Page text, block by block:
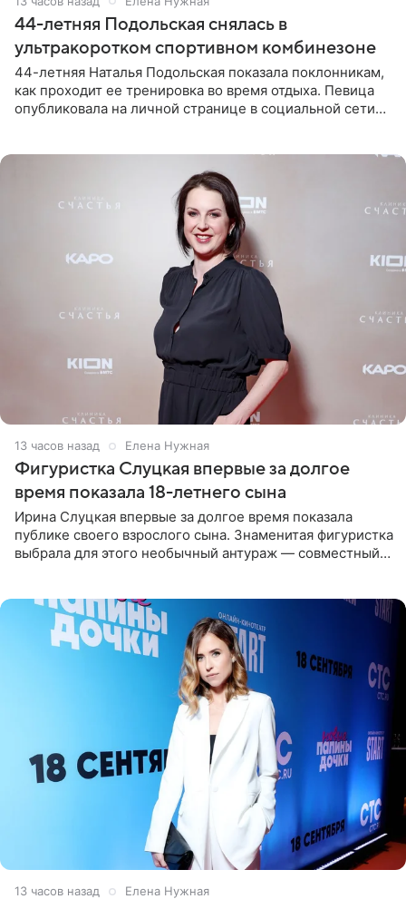
44-летняя Подольская снялась в
ультракоротком спортивном комбинезоне
44-летняя Наталья Подольская показала поклонникам,
как проходит ее тренировка во время отдыха. Певица
опубликовала на личной странице в социальной сети
13 часов назад Елена Нужная
Фигуристка Слуцкая впервые за долгое
время показала 18-летнего сына
Ирина Слуцкая впервые за долгое время показала
публике своего взрослого сына. Знаменитая фигуристка
выбрала для этого необычный антураж — совместный
13 часов назад Елена Нужная